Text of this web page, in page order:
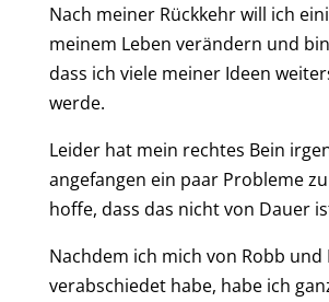
Nach meiner Rückkehrwill ich
meinem Leben verändern und
dass ich viele meiner Ideen
werde.
Leider hat mein rechtes Bein
angefangen ein paar Probleme
hoffe, dass das nicht von Dauer
Nachdem ich mich von Robb und
verabschiedet habe, habe ich